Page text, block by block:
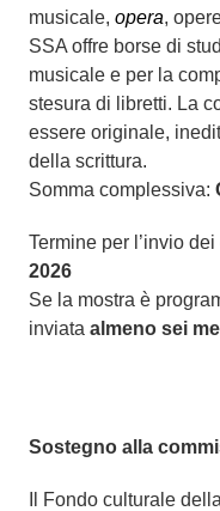
musicale, opera,
SSA offre borse di
musicale e per la
stesura di libretti. La
essere originale,
della scrittura.
Somma complessiva:
Termine per l’invio
2026
Se la mostra è
inviata almeno sei
Sostegno alla
Il Fondo culturale